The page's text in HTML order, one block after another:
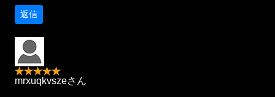
返信
mrxuqkvszeさん